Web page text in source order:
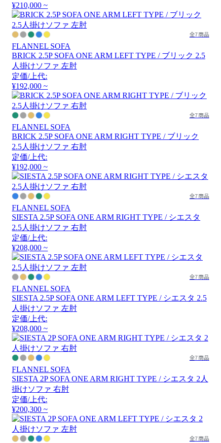
¥210,000 ~
全7商品
FLANNEL SOFA
BRICK 2.5P SOFA ONE ARM LEFT TYPE / ブリック 2.5
人掛けソファ 左肘
定価/上代:
¥192,000 ~
全7商品
FLANNEL SOFA
BRICK 2.5P SOFA ONE ARM RIGHT TYPE / ブリック
2.5人掛けソファ 右肘
定価/上代:
¥192,000 ~
全7商品
FLANNEL SOFA
SIESTA 2.5P SOFA ONE ARM RIGHT TYPE / シエスタ
2.5人掛けソファ 右肘
定価/上代:
¥208,000 ~
全7商品
FLANNEL SOFA
SIESTA 2.5P SOFA ONE ARM LEFT TYPE / シエスタ 2.5
人掛けソファ 左肘
定価/上代:
¥208,000 ~
全7商品
FLANNEL SOFA
SIESTA 2P SOFA ONE ARM RIGHT TYPE / シエスタ 2人
掛けソファ 右肘
定価/上代:
¥200,300 ~
全7商品